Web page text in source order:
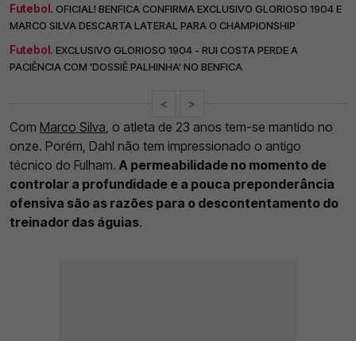
Futebol. OFICIAL! BENFICA CONFIRMA EXCLUSIVO GLORIOSO 1904 E
MARCO SILVA DESCARTA LATERAL PARA O CHAMPIONSHIP
Futebol. EXCLUSIVO GLORIOSO 1904 - RUI COSTA PERDE A
PACIÊNCIA COM 'DOSSIÊ PALHINHA' NO BENFICA
< >
Com Marco Silva , o atleta de 23 anos tem-se mantido no
onze. Porém, Dahl não tem impressionado o antigo
técnico do Fulham. A permeabilidade no momento de
controlar a profundidade e a pouca preponderância
ofensiva são as razões para o descontentamento do
treinador das águias.